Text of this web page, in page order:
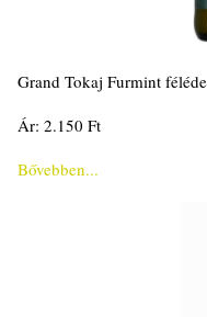
Grand Tokaj Furmint
Ár: 2.150 Ft
Bővebben...